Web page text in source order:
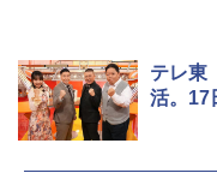
テレ東
活。17